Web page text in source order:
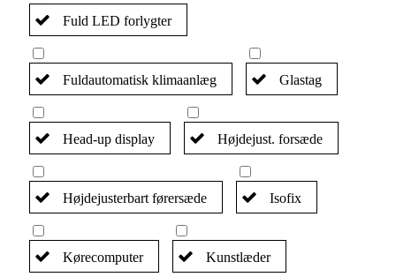
Fuld LED forlygter
Fuldautomatisk klimaanlæg Glastag
Head-up display Højdejust. forsæde
Højdejusterbart førersæde Isofix
Kørecomputer Kunstlæder